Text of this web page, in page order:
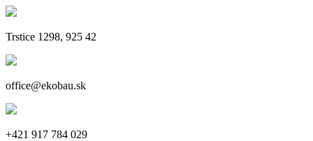
Trstice 1298, 925 42
office@ekobau.sk
+421 917 784 029